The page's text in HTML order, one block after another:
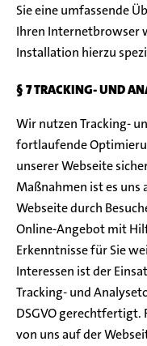
Sie eine umfassende
Ihren Internetbrowser
Installation hierzu
§ 7 TRACKING- UND
Wir nutzen Tracking-
fortlaufende
unserer Webseite
Maßnahmen ist es uns
Webseite durch
Online-Angebot mit
Erkenntnisse für Sie
Interessen ist der
Tracking- und
DSGVO gerechtfertigt.
von uns auf der